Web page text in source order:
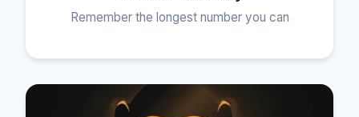
Remember the longest number you can